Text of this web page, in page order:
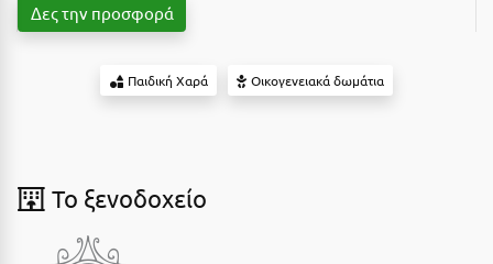
Δ
Ελάτη Αρκαδίας
Ελληνικό Αρκαδίας
Δες την προσφορά
Παιδική Χαρά Οικογενειακά δωμάτια
To ξενοδοχείο